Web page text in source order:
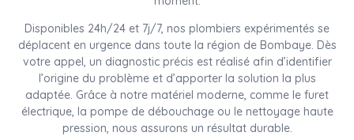
Disponibles 24h/24 et 7j/7, nos plombiers expérimentés se
déplacent en urgence dans toute la région de Bombaye. Dès
votre appel, un diagnostic précis est réalisé afin d’identifier
l’origine du problème et d’apporter la solution la plus
adaptée. Grâce à notre matériel moderne, comme le furet
électrique, la pompe de débouchage ou le nettoyage haute
pression, nous assurons un résultat durable.